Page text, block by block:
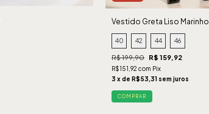
Vestido Greta Liso Marinho
40 42 44 46
R$ 199,90 R$ 159,92
R$151,92 com Pix
3 x de R$53,31 sem juros
COMPRAR